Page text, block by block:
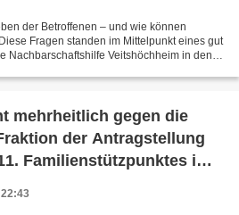
der Betroffenen – und wie können
Fragen standen im Mittelpunkt eines gut
Nachbarschaftshilfe Veitshöchheim in den
mehrheitlich gegen die
der Antragstellung
Familienstützpunktes im